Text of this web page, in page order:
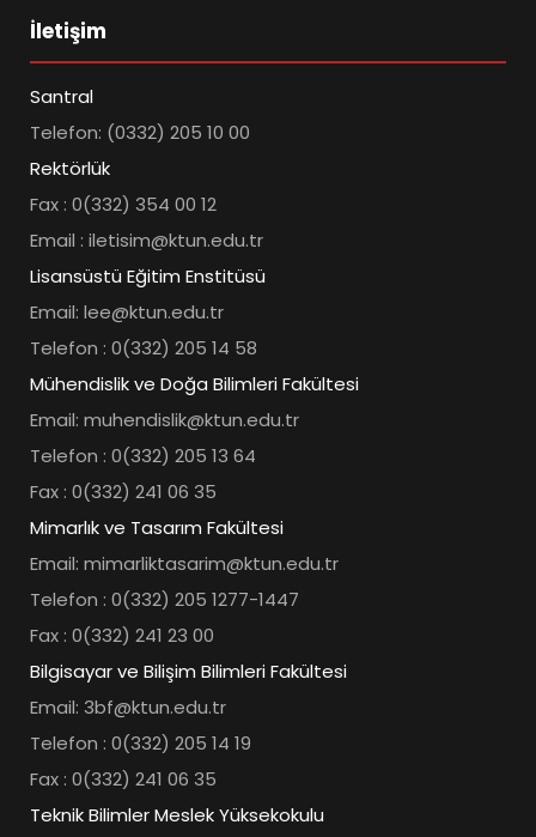
İletişim
Santral
Telefon: (0332) 205 10 00
Rektörlük
Fax : 0(332) 354 00 12
Email : iletisim@ktun.edu.tr
Lisansüstü Eğitim Enstitüsü
Email: lee@ktun.edu.tr
Telefon : 0(332) 205 14 58
Mühendislik ve Doğa Bilimleri Fakültesi
Email: muhendislik@ktun.edu.tr
Telefon : 0(332) 205 13 64
Fax : 0(332) 241 06 35
Mimarlık ve Tasarım Fakültesi
Email: mimarliktasarim@ktun.edu.tr
Telefon : 0(332) 205 1277-1447
Fax : 0(332) 241 23 00
Bilgisayar ve Bilişim Bilimleri Fakültesi
Email: 3bf@ktun.edu.tr
Telefon : 0(332) 205 14 19
Fax : 0(332) 241 06 35
Teknik Bilimler Meslek Yüksekokulu